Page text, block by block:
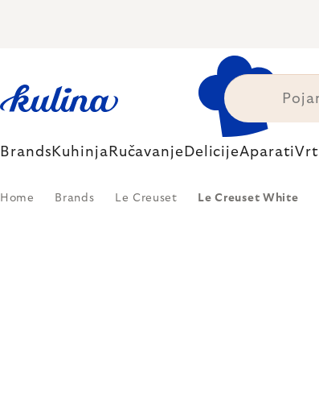
Brands Kuhinja Ručavanje DelicijeAparatiVrt
Home Brands Le Creuset Le Creuset White